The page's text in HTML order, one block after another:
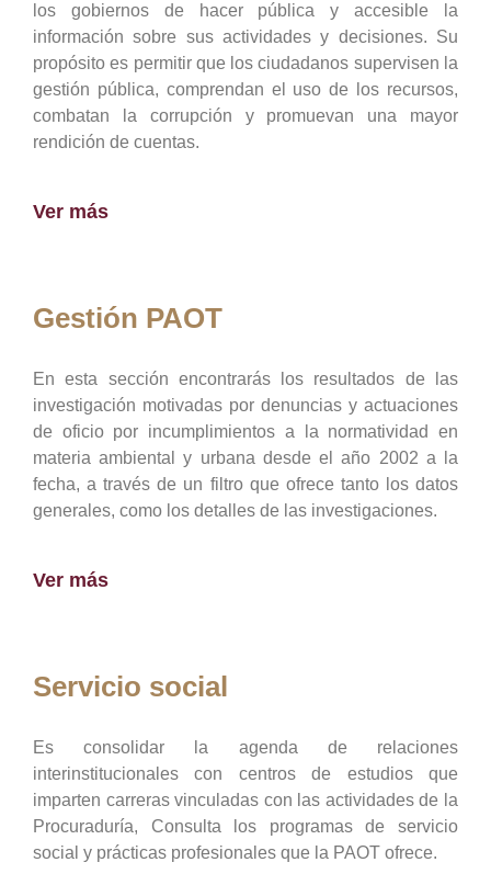
los gobiernos de hacer pública y accesible la
información sobre sus actividades y decisiones. Su
propósito es permitir que los ciudadanos supervisen la
gestión pública, comprendan el uso de los recursos,
combatan la corrupción y promuevan una mayor
rendición de cuentas.
Ver más
Gestión PAOT
En esta sección encontrarás los resultados de las
investigación motivadas por denuncias y actuaciones
de oficio por incumplimientos a la normatividad en
materia ambiental y urbana desde el año 2002 a la
fecha, a través de un filtro que ofrece tanto los datos
generales, como los detalles de las investigaciones.
Ver más
Servicio social
Es consolidar la agenda de relaciones
interinstitucionales con centros de estudios que
imparten carreras vinculadas con las actividades de la
Procuraduría, Consulta los programas de servicio
social y prácticas profesionales que la PAOT ofrece.